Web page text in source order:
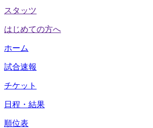
スタッツ
はじめての方へ
ホーム
試合速報
チケット
日程・結果
順位表